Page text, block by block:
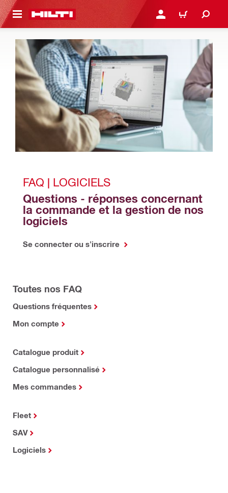
CONTENT CONNEXION OU
PANIER
FAQ | LOGICIELS
Questions - réponses concernant
la commande et la gestion de nos
logiciels
Se connecter ou s'inscrire
Toutes nos FAQ
Questions fréquentes
Mon compte
Catalogue produit
Catalogue personnalisé
Mes commandes
Fleet
SAV
Logiciels